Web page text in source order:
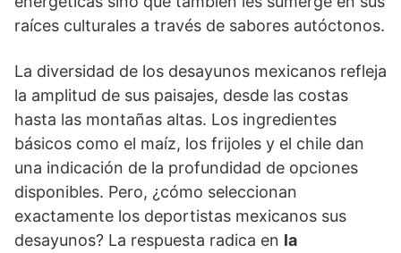
raíces culturales a través de sabores autóctonos.
La diversidad de los desayunos mexicanos refleja
la amplitud de sus paisajes, desde las costas
hasta las montañas altas. Los ingredientes
básicos como el maíz, los frijoles y el chile dan
una indicación de la profundidad de opciones
disponibles. Pero, ¿cómo seleccionan
exactamente los deportistas mexicanos sus
desayunos? La respuesta radica en la